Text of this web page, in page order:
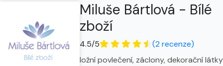
Miluše Bártlová - Bílé
zboží
4.5/5
(2 recenze)
ložní povlečení, záclony, dekorační látky